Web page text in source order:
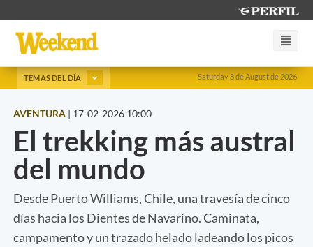
Saturday 8 de August de 2026
TEMAS DEL DÍA
AVENTURA | 17-02-2026 10:00
El trekking más austral
del mundo
Desde Puerto Williams, Chile, una travesía de cinco
días hacia los Dientes de Navarino. Caminata,
campamento y un trazado helado ladeando los picos